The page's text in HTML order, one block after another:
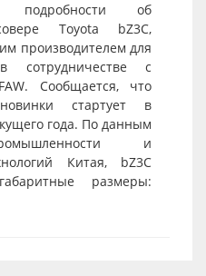
подробности об
Toyota bZ3C,
производителем для
сотрудничестве с
Сообщается, что
стартует в
года. По данным
и
Китая, bZ3C
размеры: